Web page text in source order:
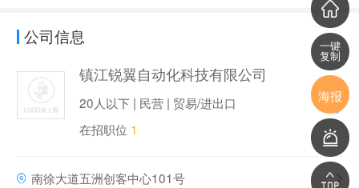
公司信息
镇江锐翼自动化科技有限公司
20人以下 | 民营 | 贸易/进出口
在招职位 1
南徐大道五洲创客中心101号
一键
复制
海报